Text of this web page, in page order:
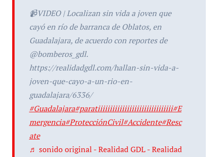
📹VIDEO | Localizan sin vida a joven que
cayó en río de barranca de Oblatos, en
Guadalajara, de acuerdo con reportes de
@bomberos_gdl.
https://realidadgdl.com/hallan-sin-vida-a-
joven-que-cayo-a-un-rio-en-
guadalajara/6336/
#Guadalajara#paratiiiiiiiiiiiiiiiiiiiiiiiiiiiiiii#E
mergencia#ProtecciónCivil#Accidente#Resc
ate
♬ sonido original - Realidad GDL - Realidad